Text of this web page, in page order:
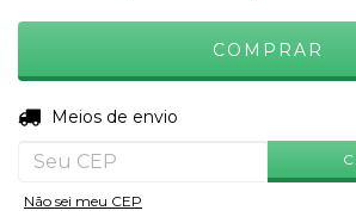
Entregas para o CEP:
Meios de envio
Não sei meu CEP